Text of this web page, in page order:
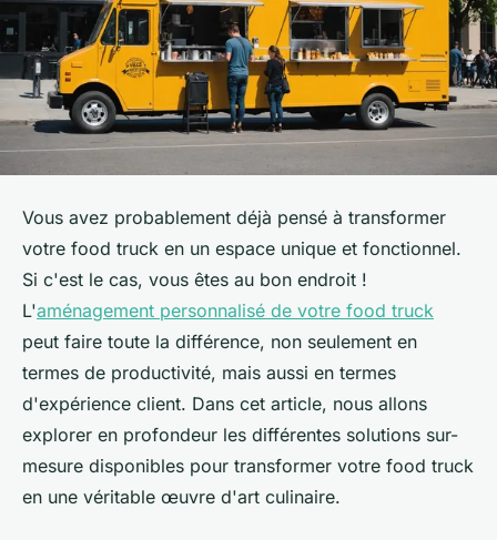
Vous avez probablement déjà pensé à transformer
votre food truck en un espace unique et fonctionnel.
Si c'est le cas, vous êtes au bon endroit !
L'aménagement personnalisé de votre food truck
peut faire toute la différence, non seulement en
termes de productivité, mais aussi en termes
d'expérience client. Dans cet article, nous allons
explorer en profondeur les différentes solutions sur-
mesure disponibles pour transformer votre food truck
en une véritable œuvre d'art culinaire.